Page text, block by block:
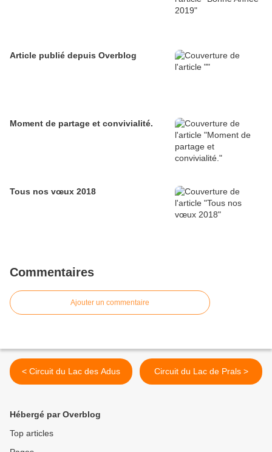
Article publié depuis Overblog
Moment de partage et convivialité.
Tous nos vœux 2018
Commentaires
Ajouter un commentaire
< Circuit du Lac des Adus Circuit du Lac de Prals >
Hébergé par Overblog
Top articles